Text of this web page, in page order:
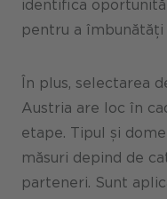
identifica
pentru a
În plus, selectarea
Austria are loc în
etape. Tipul și
măsuri depind de
parteneri. Sunt